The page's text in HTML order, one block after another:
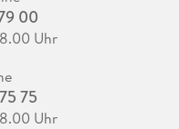
00
Uhr
75
Uhr